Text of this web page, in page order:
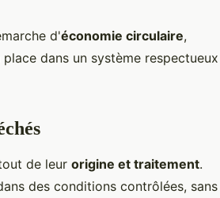
d'économie circulaire,
dans un système respectueux
de leur origine et traitement.
des conditions contrôlées, sans